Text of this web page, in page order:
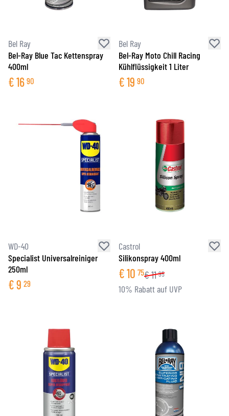
Bel Ray
Bel-Ray Blue Tac Kettenspray
400ml
€16 90
Bel Ray
Bel-Ray Moto Chill Racing
Kühlflüssigkeit 1 Liter
€19 90
WD-40
Specialist Universalreiniger
250ml
€9 29
Castrol
Silikonspray 400ml
€10 75€11 95
10% Rabatt auf UVP